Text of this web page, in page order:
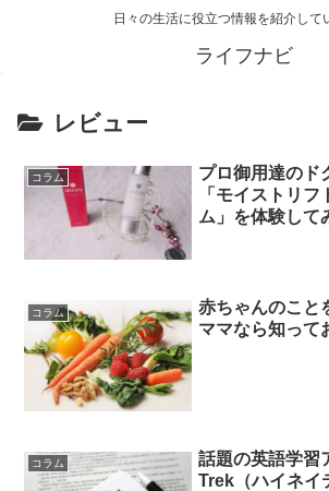
日々の生活に役立つ情報を紹介して
ライフナビ
レビュー
コラム
プロ御用達のド
「モイストリ
ム」を体験して
コラム
赤ちゃんのこ
ママなら知って
コラム
話題の英語学習
Trek（ハイネイ